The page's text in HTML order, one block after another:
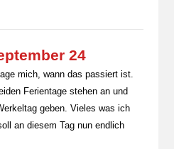
24
mich, wann das passiert ist.
Ferientage stehen an und
geben. Vieles was ich
an diesem Tag nun endlich